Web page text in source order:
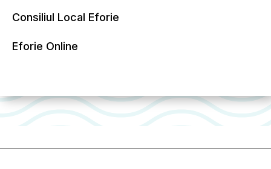
Consiliul Local Eforie
Eforie Online